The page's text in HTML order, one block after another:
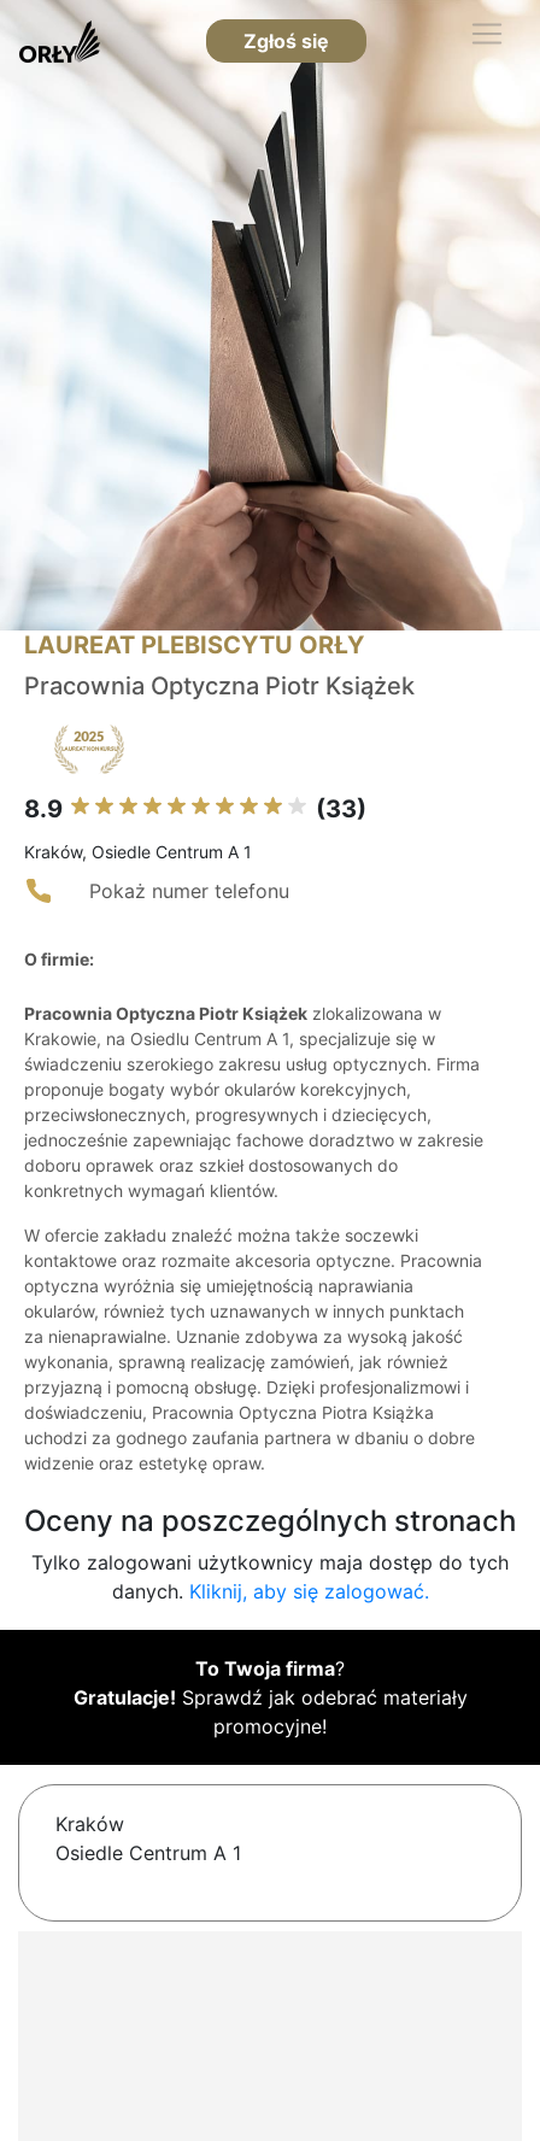
Zgłoś się
LAUREAT PLEBISCYTU ORŁY
Pracownia Optyczna Piotr Książek
8.9 (33)
Kraków, Osiedle Centrum A 1
Pokaż numer telefonu
O firmie:
Pracownia Optyczna Piotr Książek zlokalizowana w
Krakowie, na Osiedlu Centrum A 1, specjalizuje się w
świadczeniu szerokiego zakresu usług optycznych. Firma
proponuje bogaty wybór okularów korekcyjnych,
przeciwsłonecznych, progresywnych i dziecięcych,
jednocześnie zapewniając fachowe doradztwo w zakresie
doboru oprawek oraz szkieł dostosowanych do
konkretnych wymagań klientów.
W ofercie zakładu znaleźć można także soczewki
kontaktowe oraz rozmaite akcesoria optyczne. Pracownia
optyczna wyróżnia się umiejętnością naprawiania
okularów, również tych uznawanych w innych punktach
za nienaprawialne. Uznanie zdobywa za wysoką jakość
wykonania, sprawną realizację zamówień, jak również
przyjazną i pomocną obsługę. Dzięki profesjonalizmowi i
doświadczeniu, Pracownia Optyczna Piotra Książka
uchodzi za godnego zaufania partnera w dbaniu o dobre
widzenie oraz estetykę opraw.
Oceny na poszczególnych stronach
Tylko zalogowani użytkownicy maja dostęp do tych
danych. Kliknij, aby się zalogować.
To Twoja firma?
Gratulacje! Sprawdź jak odebrać materiały
promocyjne!
Kraków
Osiedle Centrum A 1